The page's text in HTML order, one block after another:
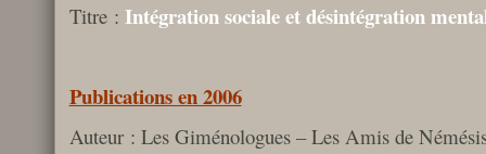
Titre : Intégration sociale et désintégration
Publications en 2006
Auteur : Les Giménologues – Les Amis de